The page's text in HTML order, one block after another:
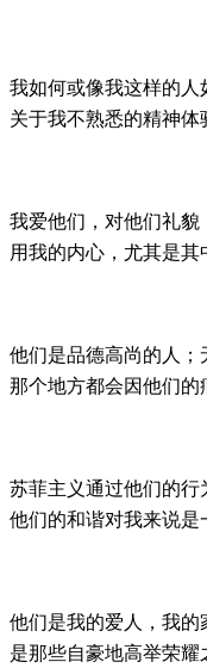
我如何或像我这样的人
关于我不熟悉的精神体
我爱他们，对他们礼貌
用我的内心，尤其是其
他们是品德高尚的人；
那个地方都会因他们的
苏菲主义通过他们的行
他们的和谐对我来说是
他们是我的爱人，我的
是那些自豪地高举荣耀